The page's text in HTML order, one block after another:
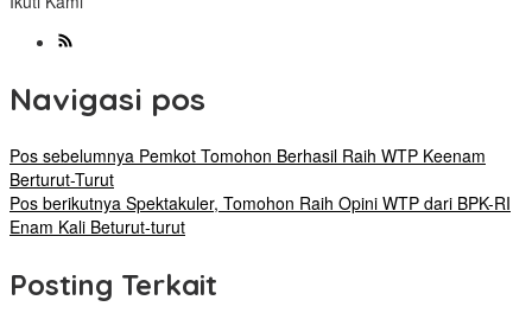
Navigasi pos
Pos sebelumnya Pemkot Tomohon Berhasil Raih WTP Keenam
Berturut-Turut
Pos berikutnya Spektakuler, Tomohon Raih Opini WTP dari BPK-RI
Enam Kali Beturut-turut
Posting Terkait